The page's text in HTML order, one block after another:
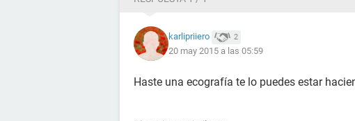
karlipriiero 2
20 may 2015 a las 05:59
Haste una ecografía te lo puedes estar